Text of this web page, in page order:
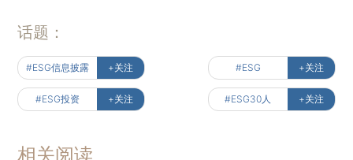
话题：
#ESG信息披露 +关注 #ESG +关注
#ESG投资 +关注 #ESG30人 +关注
相关阅读